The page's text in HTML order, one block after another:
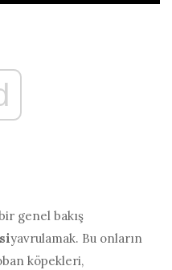
genel bakış
yavrulamak. Bu onların
köpekleri,